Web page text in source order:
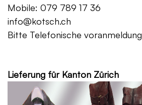
Mobile: 079 789 17 36
info@kotsch.ch
Bitte Telefonische voranmeldung
Lieferung für Kanton Zürich